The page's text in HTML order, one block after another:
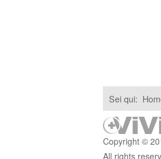
Sei qui:
Copyright ©
All rights